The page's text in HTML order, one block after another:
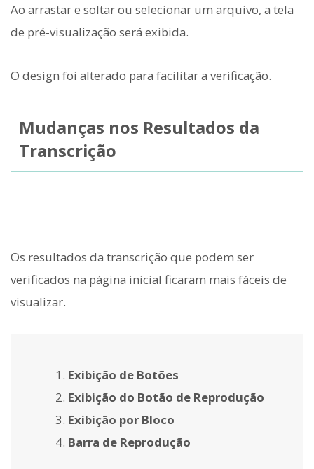
Ao arrastar e soltar ou selecionar um arquivo, a tela
de pré-visualização será exibida.
O design foi alterado para facilitar a verificação.
Mudanças nos Resultados da
Transcrição
Os resultados da transcrição que podem ser
verificados na página inicial ficaram mais fáceis de
visualizar.
Exibição de Botões
Exibição do Botão de Reprodução
Exibição por Bloco
Barra de Reprodução